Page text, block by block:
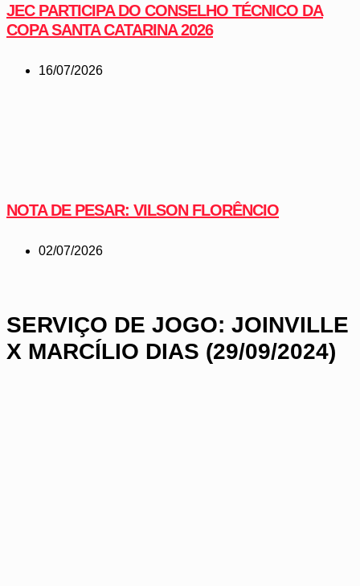
JEC PARTICIPA DO CONSELHO TÉCNICO DA
COPA SANTA CATARINA 2026
16/07/2026
NOTA DE PESAR: VILSON FLORÊNCIO
02/07/2026
SERVIÇO DE JOGO: JOINVILLE
X MARCÍLIO DIAS (29/09/2024)